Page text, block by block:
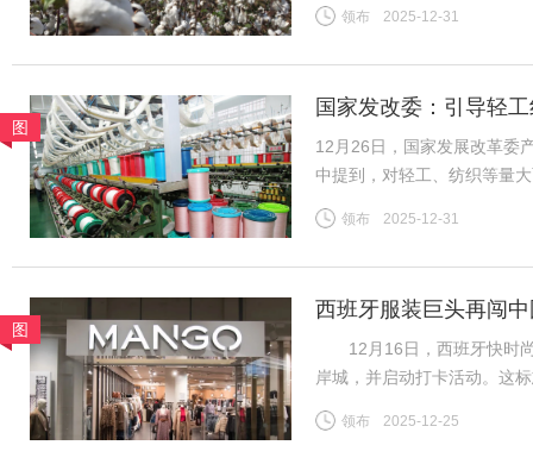
格上涨提供助力。新疆棉花
领布 2025-12-31
图
国家发改委：引导轻
12月26日，国家发展改革委
中提到，对轻工、纺织等量
吸纳就业等方面发挥着重要
领布 2025-12-31
图
西班牙服装巨头再闯
12月16日，西班牙快时尚
岸城，并启动打卡活动。
20世纪80年代初，西班牙开
领布 2025-12-25